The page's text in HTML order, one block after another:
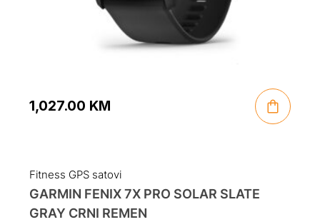
1,027.00 KM
Fitness GPS satovi
GARMIN FENIX 7X PRO SOLAR SLATE
GRAY CRNI REMEN